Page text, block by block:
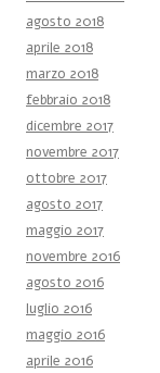
agosto 2018
aprile 2018
marzo 2018
febbraio 2018
dicembre 2017
novembre 2017
ottobre 2017
agosto 2017
maggio 2017
novembre 2016
agosto 2016
luglio 2016
maggio 2016
aprile 2016